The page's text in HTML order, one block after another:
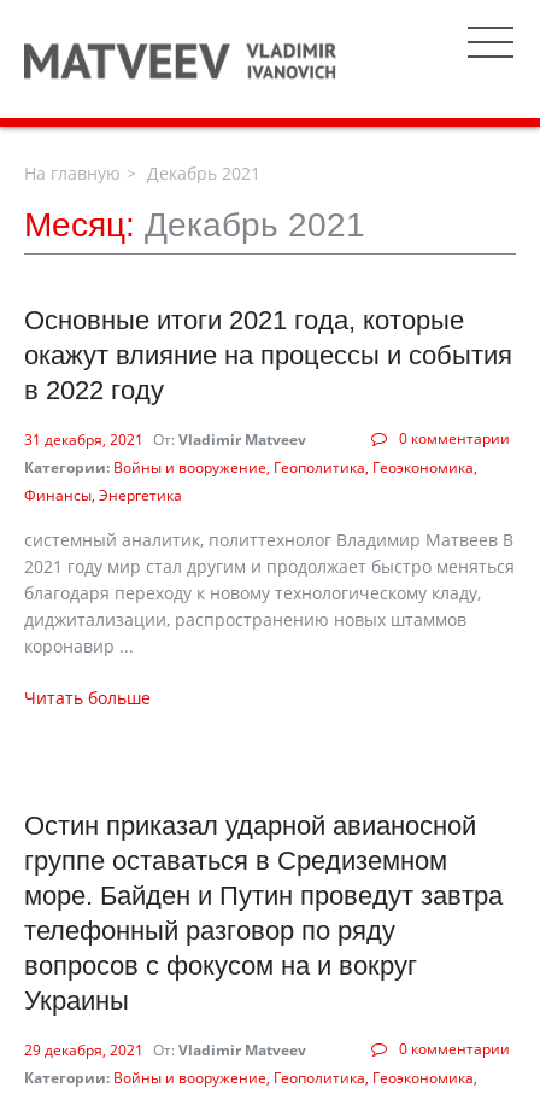
На главную Декабрь 2021
Месяц: Декабрь 2021
Основные итоги 2021 года, которые
окажут влияние на процессы и события
в 2022 году
0 комментарии
31 декабря, 2021 От: Vladimir Matveev
Категории: Войны и вооружение Геополитика Геоэкономика
Финансы Энергетика
системный аналитик, политтехнолог Владимир Матвеев В
2021 году мир стал другим и продолжает быстро меняться
благодаря переходу к новому технологическому кладу,
диджитализации, распространению новых штаммов
коронавир ...
Читать больше
Остин приказал ударной авианосной
группе оставаться в Средиземном
море. Байден и Путин проведут завтра
телефонный разговор по ряду
вопросов с фокусом на и вокруг
Украины
0 комментарии
29 декабря, 2021 От: Vladimir Matveev
Категории: Войны и вооружение Геополитика Геоэкономика